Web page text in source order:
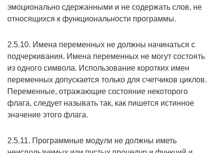
эмоционально сдержанными и не содержать слов, не
относящихся к функциональности программы.
2.5.10. Имена переменных не должны начинаться с
подчеркивания. Имена переменных не могут состоять
из одного символа. Использование коротких имен
переменных допускается только для счетчиков циклов.
Переменные, отражающие состояние некоторого
флага, следует называть так, как пишется истинное
значение этого флага.
2.5.11. Программные модули не должны иметь